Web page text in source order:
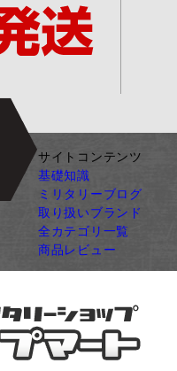
サイトコンテンツ
基礎知識
ミリタリーブログ
取り扱いブランド
全カテゴリ一覧
商品レビュー